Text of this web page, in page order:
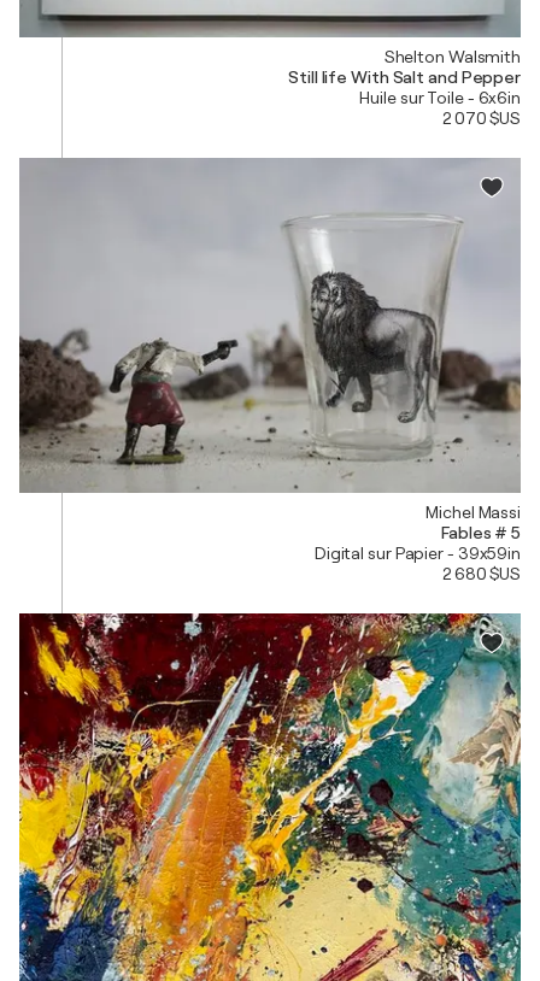
Shelton Walsmith
Still life With Salt and Pepper
Huile sur Toile - 6x6in
2 070 $US
Michel Massi
Fables # 5
Digital sur Papier - 39x59in
2 680 $US